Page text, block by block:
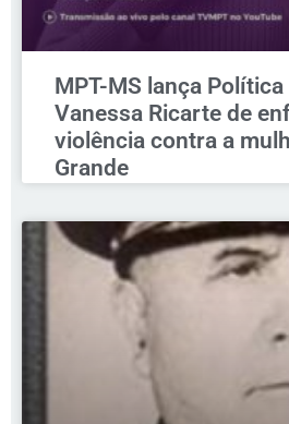
MPT-MS lança Política
Vanessa Ricarte de
violência contra a
Grande